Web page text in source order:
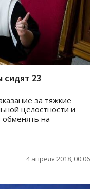
сидят 23
за тяжкие
целостности и
обменять на
4 апреля 2018, 00:06